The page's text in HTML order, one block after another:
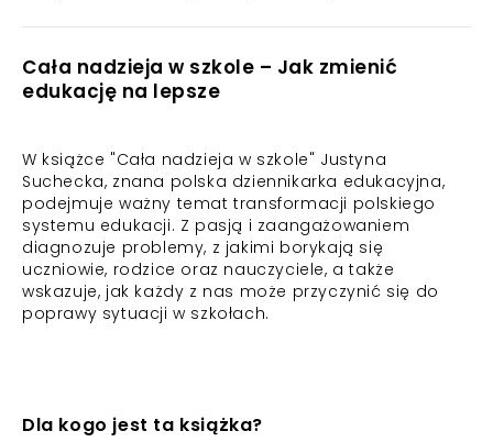
Cała nadzieja w szkole – Jak zmienić
edukację na lepsze
W książce "Cała nadzieja w szkole" Justyna
Suchecka, znana polska dziennikarka edukacyjna,
podejmuje ważny temat transformacji polskiego
systemu edukacji. Z pasją i zaangażowaniem
diagnozuje problemy, z jakimi borykają się
uczniowie, rodzice oraz nauczyciele, a także
wskazuje, jak każdy z nas może przyczynić się do
poprawy sytuacji w szkołach.
Dla kogo jest ta książka?